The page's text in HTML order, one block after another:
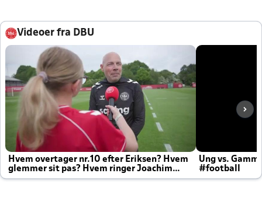
Videoer fra DBU
Hvem overtager nr.10 efter Eriksen? Hvem
glemmer sit pas? Hvem ringer Joachim
altid til efter kampe?
Ung vs.
#football